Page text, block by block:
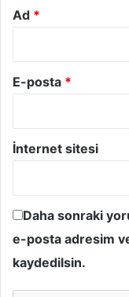
Ad *
E-posta *
İnternet sitesi
Daha sonraki
e-posta adresim
kaydedilsin.